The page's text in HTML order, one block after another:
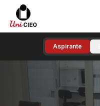
Aspirante